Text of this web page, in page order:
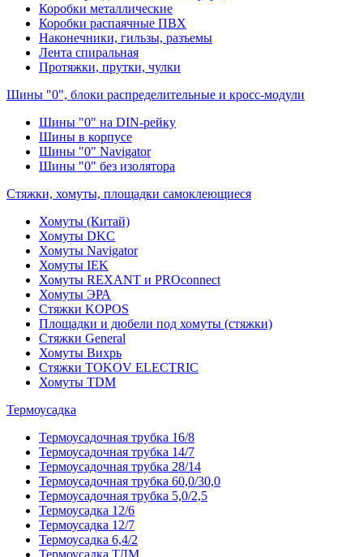
Коробки металлические
Коробки распаячные ПВХ
Наконечники, гильзы, разъемы
Лента спиральная
Протяжки, прутки, чулки
Шины "0", блоки распределительные и кросс-модули
Шины "0" на DIN-рейку
Шины в корпусе
Шины "0" Navigator
Шины "0" без изолятора
Стяжки, хомуты, площадки самоклеющиеся
Хомуты (Китай)
Хомуты DKC
Хомуты Navigator
Хомуты IEK
Хомуты REXANT и PROconnect
Хомуты ЭРА
Стяжки KOPOS
Площадки и дюбели под хомуты (стяжки)
Стяжки General
Хомуты Вихрь
Стяжки TOKOV ELECTRIC
Хомуты TDM
Термоусадка
Термоусадочная трубка 16/8
Термоусадочная трубка 14/7
Термоусадочная трубка 28/14
Термоусадочная трубка 60,0/30,0
Термоусадочная трубка 5,0/2,5
Термоусадка 12/6
Термоусадка 12/7
Термоусадка 6,4/2
Термоусадка ТДМ